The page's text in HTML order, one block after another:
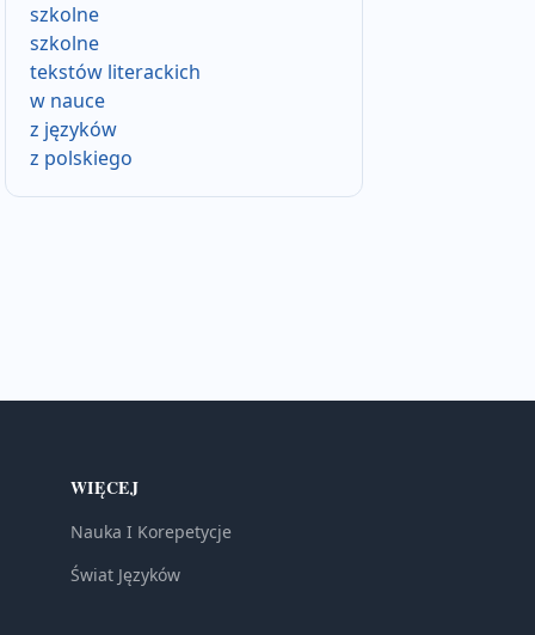
szkolne
szkolne
tekstów literackich
w nauce
z języków
z polskiego
WIĘCEJ
Nauka I Korepetycje
Świat Języków